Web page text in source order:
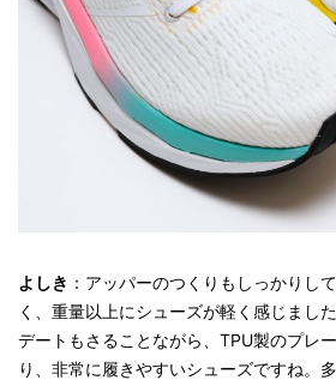
よしき ：アッパーのつくりもしっかりし
く、重量以上にシューズが軽く感じまし
デートもさることながら、TPU製のプレ
り、非常に履きやすいシューズですね。